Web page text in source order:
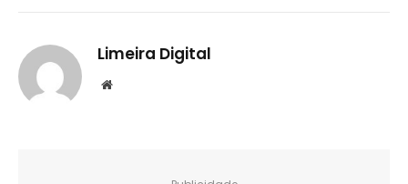
Limeira Digital
Website